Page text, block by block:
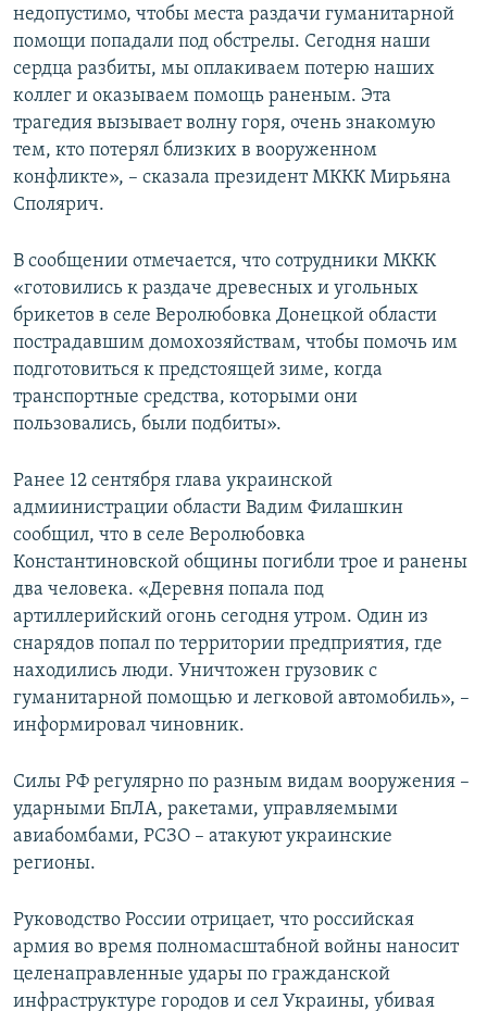
недопустимо, чтобы места раздачи гуманитарной
помощи попадали под обстрелы. Сегодня наши
сердца разбиты, мы оплакиваем потерю наших
коллег и оказываем помощь раненым. Эта
трагедия вызывает волну горя, очень знакомую
тем, кто потерял близких в вооруженном
конфликте», – сказала президент МККК Мирьяна
Сполярич.
В сообщении отмечается, что сотрудники МККК
«готовились к раздаче древесных и угольных
брикетов в селе Веролюбовка Донецкой области
пострадавшим домохозяйствам, чтобы помочь им
подготовиться к предстоящей зиме, когда
транспортные средства, которыми они
пользовались, были подбиты».
Ранее 12 сентября глава украинской
адмиинистрации области Вадим Филашкин
сообщил, что в селе Веролюбовка
Константиновской общины погибли трое и ранены
два человека. «Деревня попала под
артиллерийский огонь сегодня утром. Один из
снарядов попал по территории предприятия, где
находились люди. Уничтожен грузовик с
гуманитарной помощью и легковой автомобиль», –
информировал чиновник.
Силы РФ регулярно по разным видам вооружения –
ударными БпЛА, ракетами, управляемыми
авиабомбами, РСЗО – атакуют украинские
регионы.
Руководство России отрицает, что российская
армия во время полномасштабной войны наносит
целенаправленные удары по гражданской
инфраструктуре городов и сел Украины, убивая